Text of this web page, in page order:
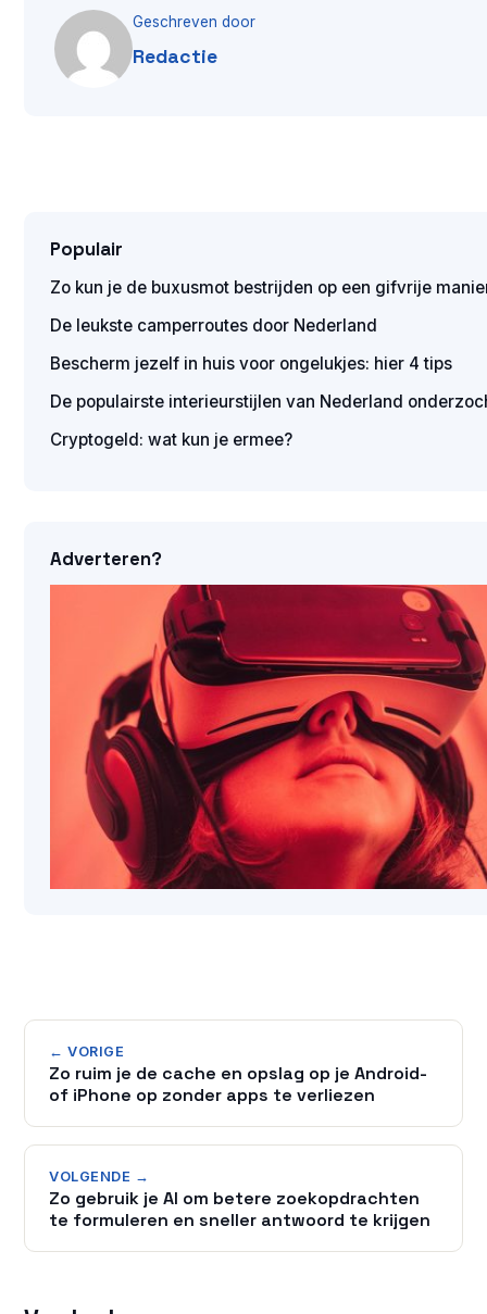
Geschreven door
Redactie
Populair
Zo kun je de buxusmot bestrijden op een gifvrije
De leukste camperroutes door Nederland
Bescherm jezelf in huis voor ongelukjes: hier 4 tips
De populairste interieurstijlen van Nederland
Cryptogeld: wat kun je ermee?
Adverteren?
← VORIGE
Zo ruim je de cache en opslag op je Android-
of iPhone op zonder apps te verliezen
VOLGENDE →
Zo gebruik je AI om betere zoekopdrachten
te formuleren en sneller antwoord te krijgen